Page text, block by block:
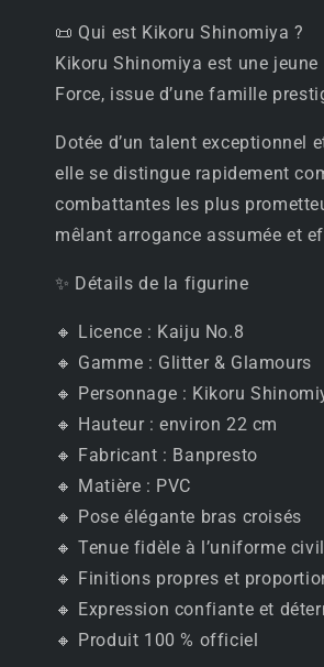
📜 Qui est Kikoru Shinomiya ?
Kikoru Shinomiya est une
Force, issue d’une famille
Dotée d’un talent exceptionnel
elle se distingue rapidement
combattantes les plus
mêlant arrogance assumée et
✨ Détails de la figurine
🔸 Licence : Kaiju No.8
🔸 Gamme : Glitter & Glamours
🔸 Personnage : Kikoru
🔸 Hauteur : environ 22 cm
🔸 Fabricant : Banpresto
🔸 Matière : PVC
🔸 Pose élégante bras croisés
🔸 Tenue fidèle à l’uniforme
🔸 Finitions propres et
🔸 Expression confiante et
🔸 Produit 100 % officiel